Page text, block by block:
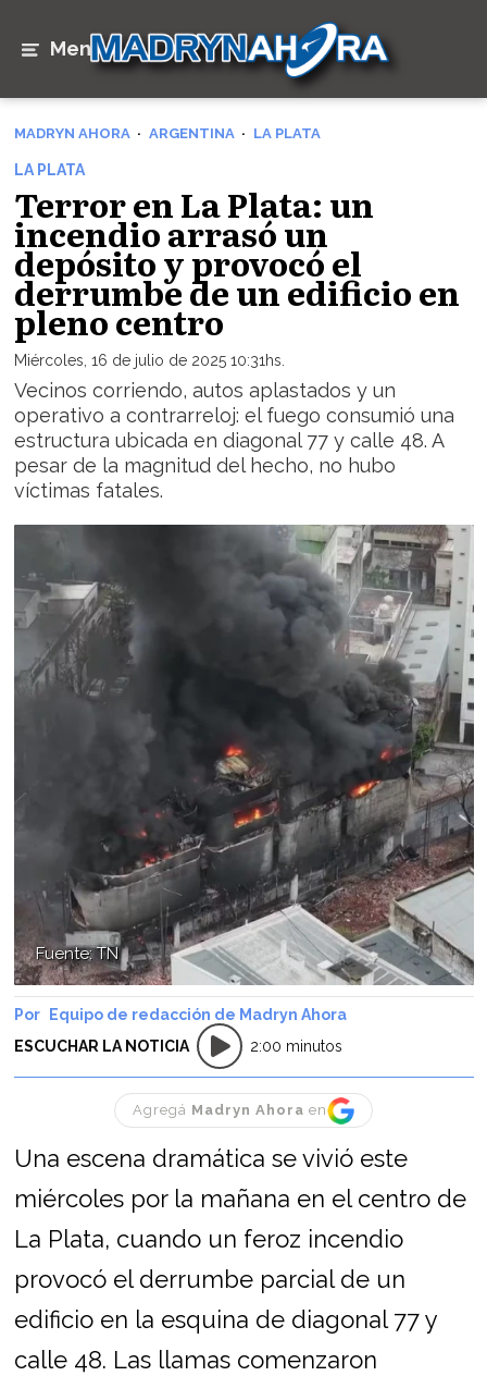
Menú
MADRYN AHORA ARGENTINA LA PLATA
LA PLATA
Terror en La Plata: un
incendio arrasó un
depósito y provocó el
derrumbe de un edificio en
pleno centro
Miércoles, 16 de julio de 2025 10:31hs.
Vecinos corriendo, autos aplastados y un
operativo a contrarreloj: el fuego consumió una
estructura ubicada en diagonal 77 y calle 48. A
pesar de la magnitud del hecho, no hubo
víctimas fatales.
Fuente: TN
Equipo de redacción de Madryn Ahora
ESCUCHAR LA NOTICIA
2:00 minutos
Agregá Madryn Ahora en
Una escena dramática se vivió este
miércoles por la mañana en el centro de
La Plata, cuando un feroz incendio
provocó el derrumbe parcial de un
edificio en la esquina de diagonal 77 y
calle 48. Las llamas comenzaron